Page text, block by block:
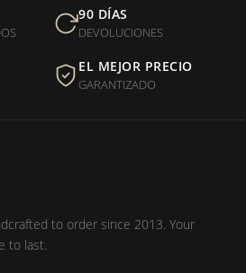
USPS, ¿qué hago para que sea
de níquel?
90 DÍAS
DEVOLUCIONES
EL MEJOR PRECIO
GARANTIZADO
to order since 2013. Your
to last.